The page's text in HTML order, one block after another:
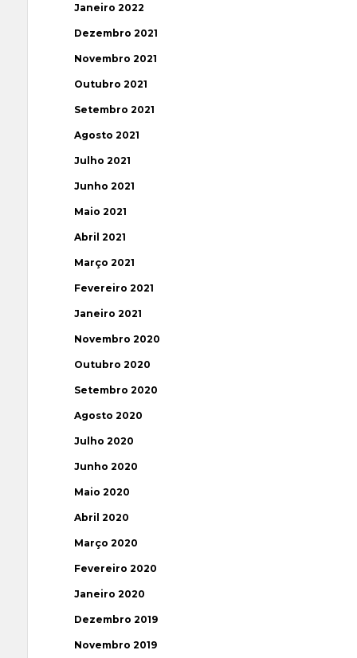
Janeiro 2022
Dezembro 2021
Novembro 2021
Outubro 2021
Setembro 2021
Agosto 2021
Julho 2021
Junho 2021
Maio 2021
Abril 2021
Março 2021
Fevereiro 2021
Janeiro 2021
Novembro 2020
Outubro 2020
Setembro 2020
Agosto 2020
Julho 2020
Junho 2020
Maio 2020
Abril 2020
Março 2020
Fevereiro 2020
Janeiro 2020
Dezembro 2019
Novembro 2019